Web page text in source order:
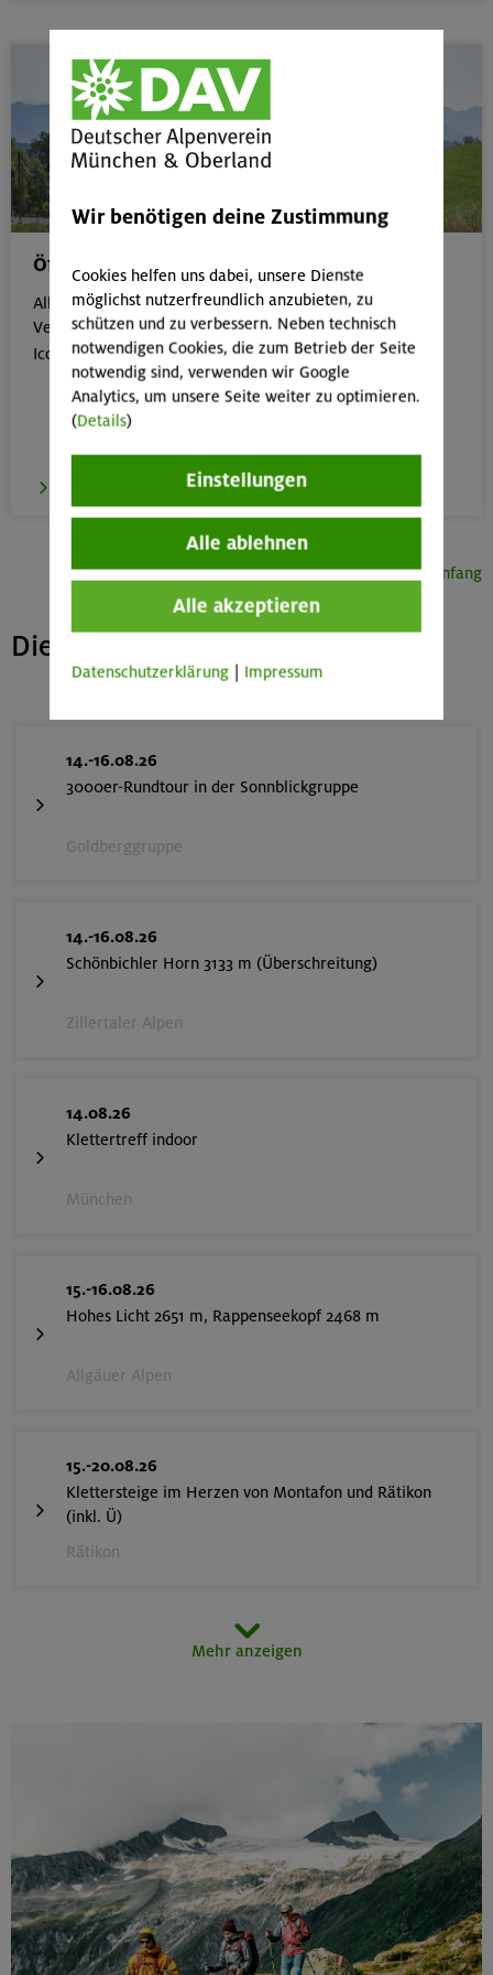
Öffentliche Anreise
Alle Veranstaltungen, die gut mit öffentlichen
Verkehrsmitteln erreichbar sind, erkennst du an dem
Icon: 
Seitenanfang
Die nächsten freien Plätze
14.-16.08.26
3000er-Rundtour in der Sonnblickgruppe
Goldberggruppe
14.-16.08.26
Schönbichler Horn 3133 m (Überschreitung)
Zillertaler Alpen
14.08.26
Klettertreff indoor
München
15.-16.08.26
Hohes Licht 2651 m, Rappenseekopf 2468 m
Allgäuer Alpen
15.-20.08.26
Klettersteige im Herzen von Montafon und Rätikon
(inkl. Ü)
Rätikon
Kinderkletterkurs für Anfänger im Altmühltal
Südlicher Frankenjura
Mehr anzeigen
Wir benötigen deine Zustimmung
Cookies helfen uns dabei, unsere Dienste
möglichst nutzerfreundlich anzubieten, zu
schützen und zu verbessern. Neben technisch
notwendigen Cookies, die zum Betrieb der Seite
notwendig sind, verwenden wir Google
Analytics, um unsere Seite weiter zu optimieren.
(Details)
Einstellungen
Alle ablehnen
Alle akzeptieren
Datenschutzerklärung Impressum